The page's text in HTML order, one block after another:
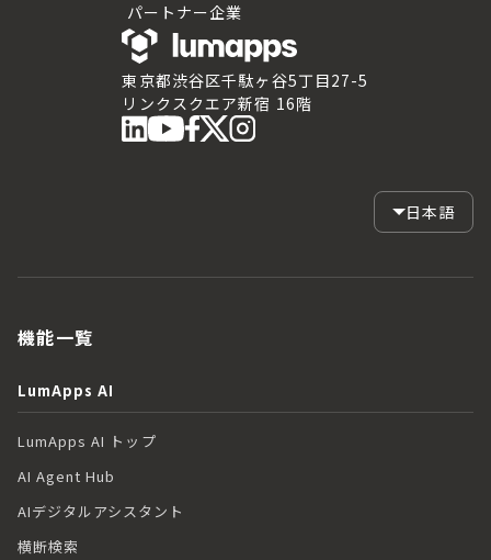
東京都渋谷区千駄ヶ谷5丁目27-5
リンクスクエア新宿 16階
パートナー企業
日本語
機能一覧
LumApps AI
LumApps AI トップ
AI Agent Hub
AIデジタルアシスタント
横断検索